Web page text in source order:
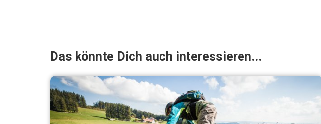
Das könnte Dich auch interessieren...